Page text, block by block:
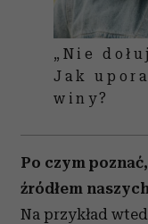
„Nie
Jak
winy?
Po czym
źródłem
Na przykład